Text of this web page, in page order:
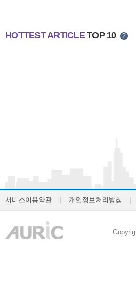
HOTTEST ARTICLETOP 10 ?
서비스이용약관 개인정보처리방침